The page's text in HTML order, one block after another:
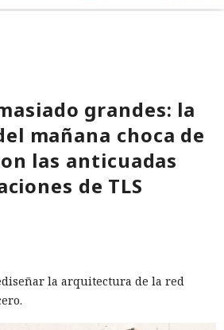
grandes: la
mañana choca de
las anticuadas
de TLS
la arquitectura de la red